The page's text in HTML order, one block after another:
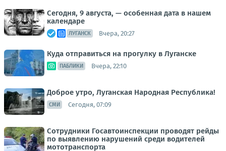
Сегодня, 9 августа, — особенная дата в нашем
календаре
ЛУГАНСК Вчера, 20:27
Куда отправиться на прогулку в Луганске
ПАБЛИКИ Вчера, 22:10
Доброе утро, Луганская Народная Республика!
СМИ Сегодня, 07:09
Сотрудники Госавтоинспекции проводят рейды
по выявлению нарушений среди водителей
мототранспорта